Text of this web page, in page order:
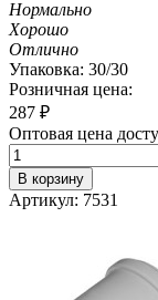
Нормально
Хорошо
Отлично
Упаковка: 30/30
Розничная цена:
287 ₽
Оптовая цена
В корзину
Артикул: 7531